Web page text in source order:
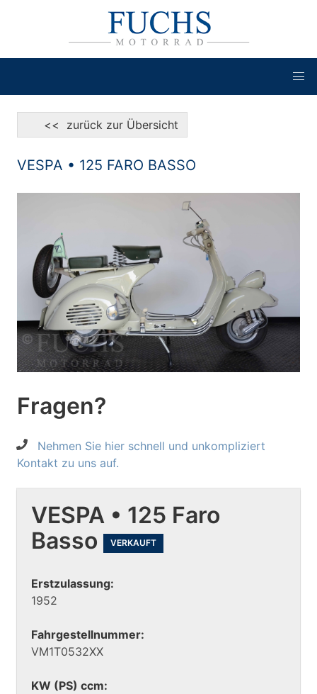
<< zurück zur Übersicht
VESPA • 125 FARO BASSO
Fragen?
Nehmen Sie hier schnell und unkompliziert
Kontakt zu uns auf.
VESPA • 125 Faro
Basso
VERKAUFT
Erstzulassung:
1952
Fahrgestellnummer:
VM1T0532XX
KW (PS) ccm: